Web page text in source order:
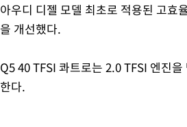
아우디 디젤 모델 최초로 적용된 고효
을 개선했다.
Q5 40 TFSI 콰트로는 2.0 TFSI 엔진
한다.